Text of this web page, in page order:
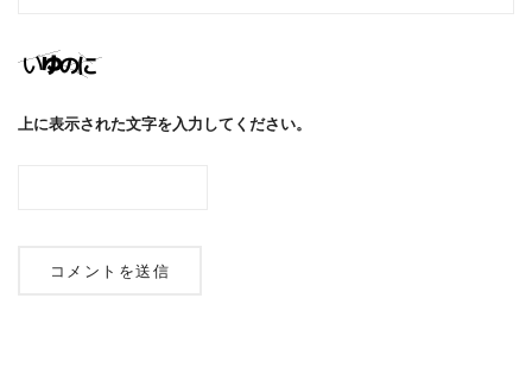
上に表示された文字を入力してください。